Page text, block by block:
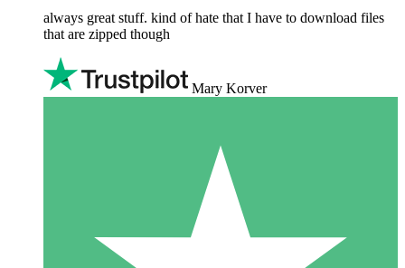
always great stuff. kind of hate that I have to download files
that are zipped though
Mary Korver